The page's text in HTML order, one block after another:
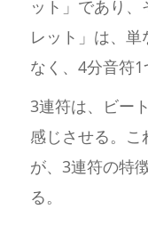
ット」であり、
レット」は、
なく、4分音符1
3連符は、ビー
感じさせる。
が、3連符の特
る。